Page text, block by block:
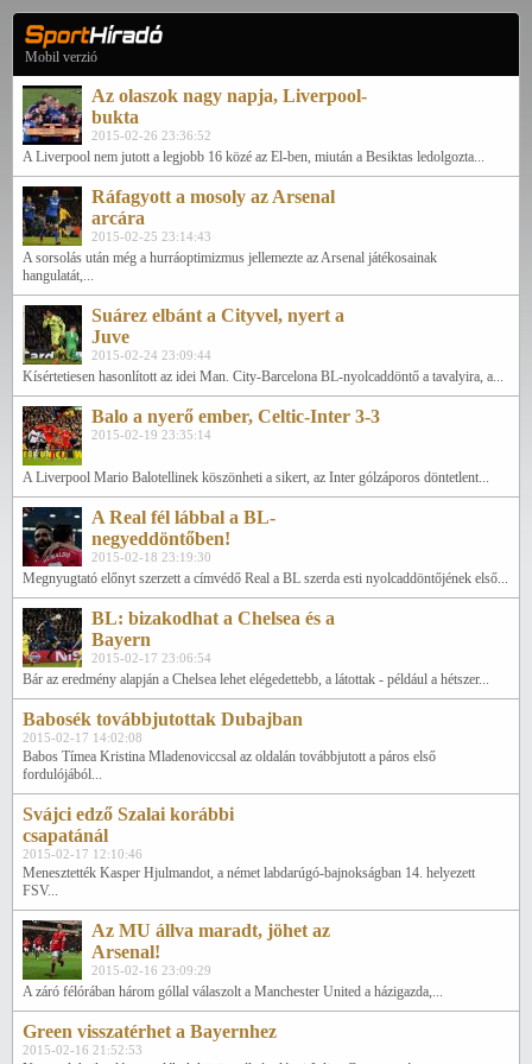
Mobil verzió
Az olaszok nagy napja, Liverpool-
bukta
2015-02-26 23:36:52
A Liverpool nem jutott a legjobb 16 közé az El-ben, miután a Besiktas ledolgozta...
Ráfagyott a mosoly az Arsenal
arcára
2015-02-25 23:14:43
A sorsolás után még a hurráoptimizmus jellemezte az Arsenal játékosainak
hangulatát,...
Suárez elbánt a Cityvel, nyert a
Juve
2015-02-24 23:09:44
Kísértetiesen hasonlított az idei Man. City-Barcelona BL-nyolcaddöntő a tavalyira, a...
Balo a nyerő ember, Celtic-Inter 3-3
2015-02-19 23:35:14
A Liverpool Mario Balotellinek köszönheti a sikert, az Inter gólzáporos döntetlent...
A Real fél lábbal a BL-
negyeddöntőben!
2015-02-18 23:19:30
Megnyugtató előnyt szerzett a címvédő Real a BL szerda esti nyolcaddöntőjének első...
BL: bizakodhat a Chelsea és a
Bayern
2015-02-17 23:06:54
Bár az eredmény alapján a Chelsea lehet elégedettebb, a látottak - például a hétszer...
Babosék továbbjutottak Dubajban
2015-02-17 14:02:08
Babos Tímea Kristina Mladenoviccsal az oldalán továbbjutott a páros első
fordulójából...
Svájci edző Szalai korábbi
csapatánál
2015-02-17 12:10:46
Menesztették Kasper Hjulmandot, a német labdarúgó-bajnokságban 14. helyezett
FSV...
Az MU állva maradt, jöhet az
Arsenal!
2015-02-16 23:09:29
A záró félórában három góllal válaszolt a Manchester United a házigazda,...
Green visszatérhet a Bayernhez
2015-02-16 21:52:53